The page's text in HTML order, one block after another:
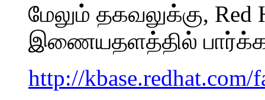
மேலும் தகவலுக்கு, Red
இணையதளத்தில்
http://kbase.redhat.com/